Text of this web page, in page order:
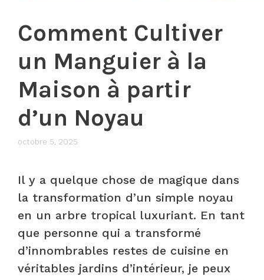
Comment Cultiver
un Manguier à la
Maison à partir
d’un Noyau
octobre 5, 2025
Il y a quelque chose de magique dans
la transformation d’un simple noyau
en un arbre tropical luxuriant. En tant
que personne qui a transformé
d’innombrables restes de cuisine en
véritables jardins d’intérieur, je peux